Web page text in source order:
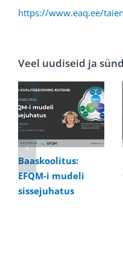
https://www.eaq.ee/
Veel uudiseid ja
Baaskoolitus:
EFQM-i mudeli
sissejuhatus